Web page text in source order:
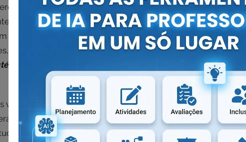
se ao mundo exterior, como toda adaptação biológica.
a partir de exercícios e estímulos oferecidos
dizer que a inteligência humana pode ser exercitada,
que evolui “
desde o nível mais primitivo da existência,
o nível das trocas simbólicas
” (Ramozzi-Chiarottino apud
não é inato, nem resultado de condicionamentos. Para
entre o meio e o indivíduo. Esta teoria epistemológica
é caracterizada como interacionista. A inteligência do